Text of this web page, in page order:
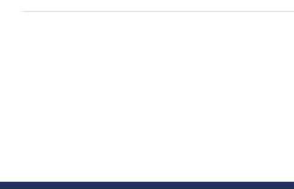
- 차월부터 종료월까지 환불 가능 (